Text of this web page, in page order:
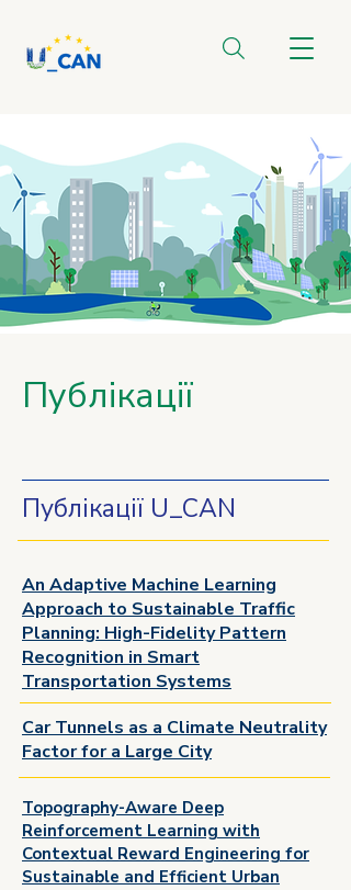
Публікації
Публікації U_CAN
An Adaptive Machine Learning
Approach to Sustainable Traffic
Planning: High-Fidelity Pattern
Recognition in Smart
Transportation Systems
Car Tunnels as a Climate Neutrality
Factor for a Large City
Topography-Aware Deep
Reinforcement Learning with
Contextual Reward Engineering for
Sustainable and Efficient Urban